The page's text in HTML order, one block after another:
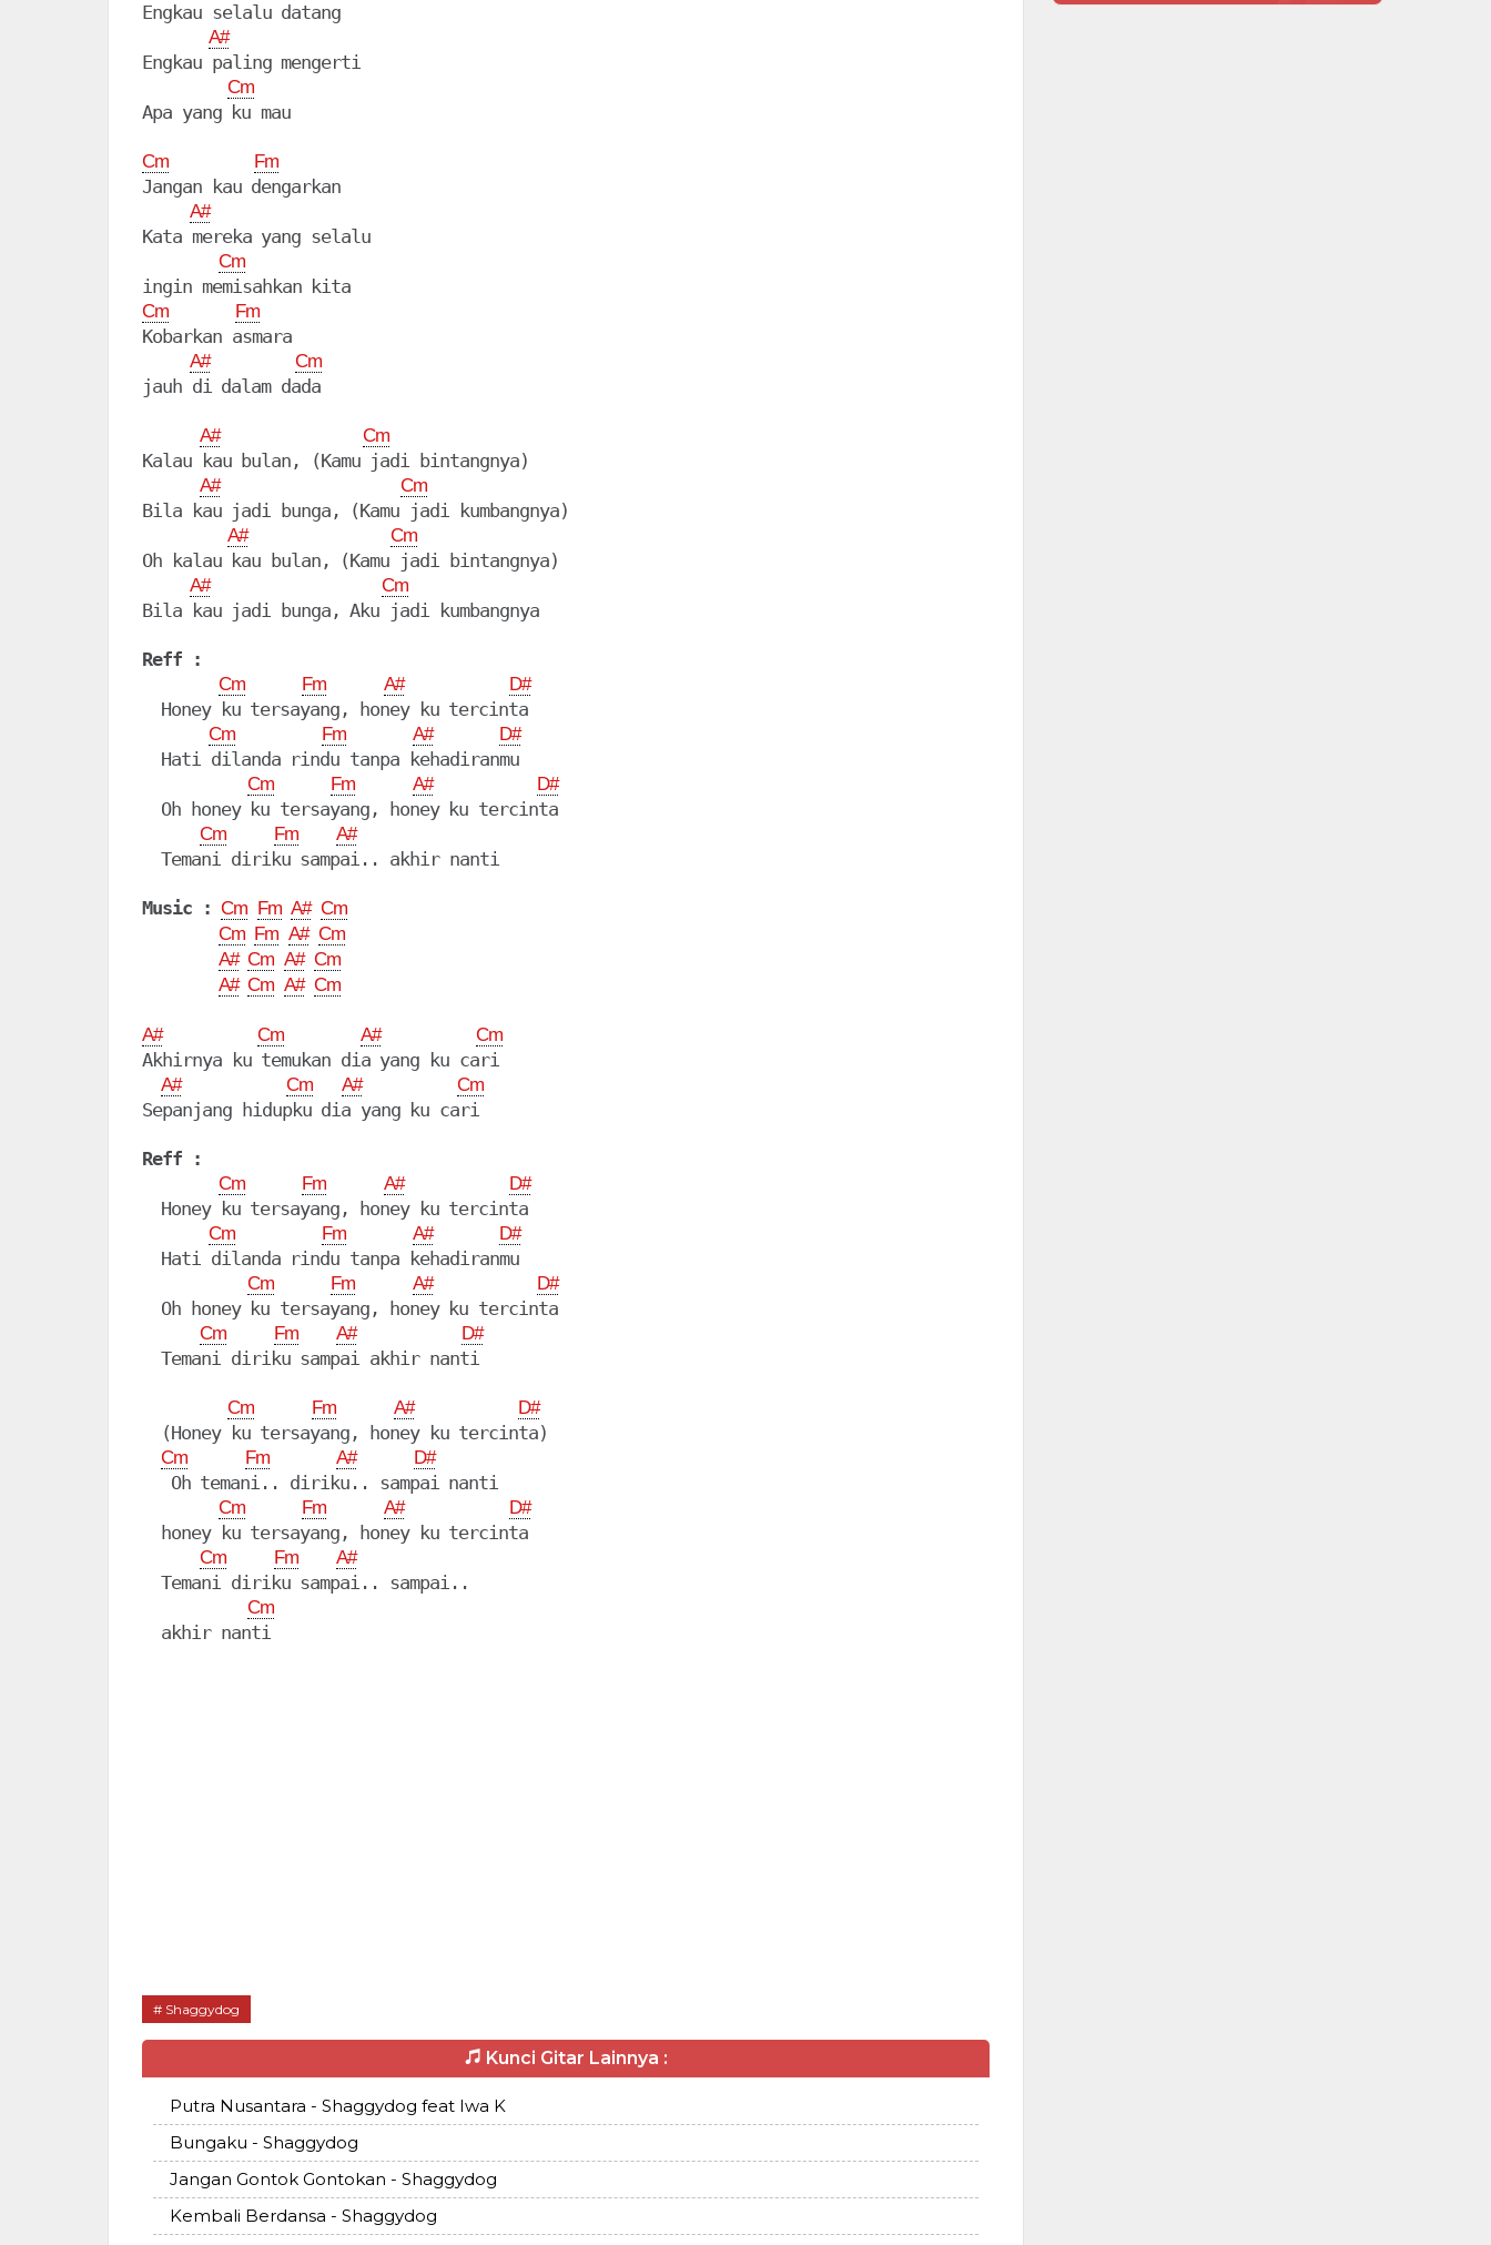
Engkau selalu datang
A#
Engkau paling mengerti
Cm
Apa yang ku mau
Cm Fm
Jangan kau dengarkan
A#
Kata mereka yang selalu
Cm
Cm Fm
Kobarkan asmara
A# Cm
jauh di dalam dada
A# Cm
Kalau kau bulan, (Kamu jadi bintangnya)
A# Cm
Bila kau jadi bunga, (Kamu jadi kumbangnya)
A# Cm
Oh kalau kau bulan, (Kamu jadi bintangnya)
A# Cm
Bila kau jadi bunga, Aku jadi kumbangnya
Reff :
Cm Fm A# D#
  Honey ku tersayang, honey ku tercinta
Cm Fm A# D#
  Hati dilanda rindu tanpa kehadiranmu
Cm Fm A# D#
  Oh honey ku tersayang, honey ku tercinta
Cm Fm A#
  Temani diriku sampai.. akhir nanti
Music : Cm Fm A# Cm
Cm Fm A# Cm
A# Cm A# Cm
A# Cm A# Cm
A# Cm A# Cm
Akhirnya ku temukan dia yang ku cari
A# Cm A# Cm
Sepanjang hidupku dia yang ku cari
Reff :
Cm Fm A# D#
  Honey ku tersayang, honey ku tercinta
Cm Fm A# D#
  Hati dilanda rindu tanpa kehadiranmu
Cm Fm A# D#
  Oh honey ku tersayang, honey ku tercinta
Cm Fm A# D#
  Temani diriku sampai akhir nanti
Cm Fm A# D#
  (Honey ku tersayang, honey ku tercinta)
Cm Fm A# D#
   Oh temani.. diriku.. sampai nanti
Cm Fm A# D#
  honey ku tersayang, honey ku tercinta
Cm Fm A#
  Temani diriku sampai.. sampai..
Cm
  akhir nanti
Shaggydog
Kunci Gitar Lainnya :
Putra Nusantara - Shaggydog feat Iwa K
Bungaku - Shaggydog
Jangan Gontok Gontokan - Shaggydog
Kembali Berdansa - Shaggydog